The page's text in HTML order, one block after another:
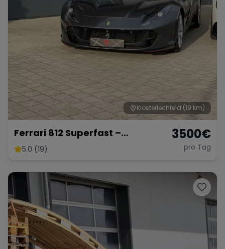
Klosterlechfeld (19 km)
Ferrari 812 Superfast –
Ultimativer V12-Supersportler
5.0 (19)
3500€
pro Tag